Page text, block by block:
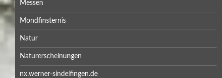
Messen
Mondfinsternis
Natur
Naturerscheinungen
nx.werner-sindelfingen.de